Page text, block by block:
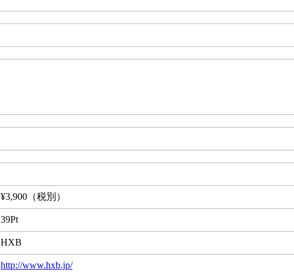
¥3,900 （税別）
39Pt
HXB
http://www.hxb.jp/